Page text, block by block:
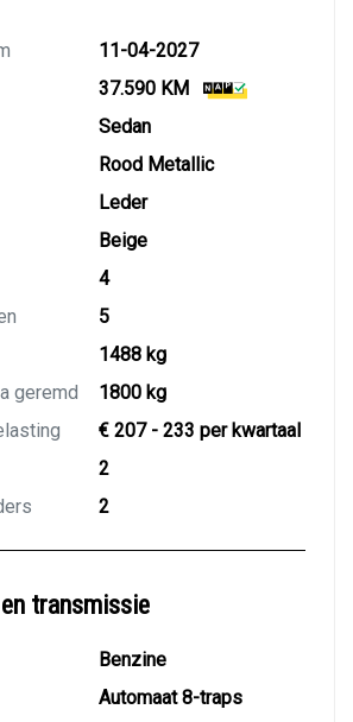
11-04-2027
37.590 KM
Sedan
Rood Metallic
Leder
Beige
4
5
1488 kg
geremd
1800 kg
€ 207 - 233 per kwartaal
2
2
transmissie
Benzine
Automaat 8-traps